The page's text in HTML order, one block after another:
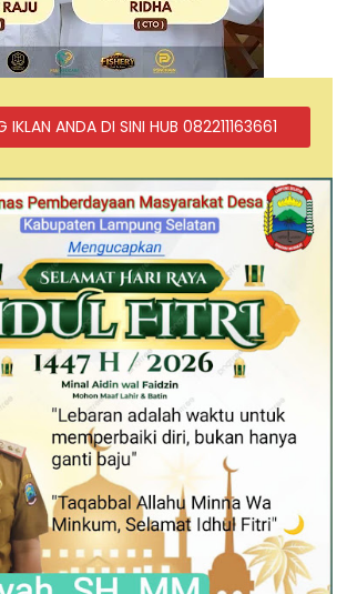
IKLAN ANDA DI SINI HUB 082211163661